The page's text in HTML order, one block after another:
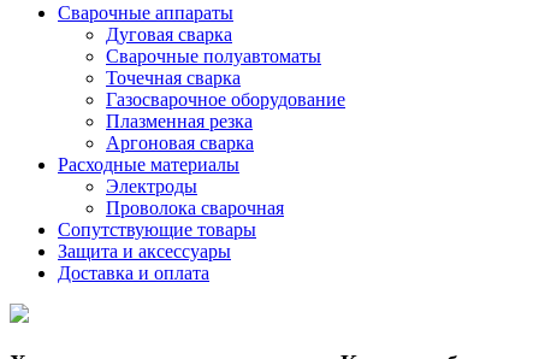
Сварочные аппараты
Дуговая сварка
Сварочные полуавтоматы
Точечная сварка
Газосварочное оборудование
Плазменная резка
Аргоновая сварка
Расходные материалы
Электроды
Проволока сварочная
Сопутствующие товары
Защита и аксессуары
Доставка и оплата